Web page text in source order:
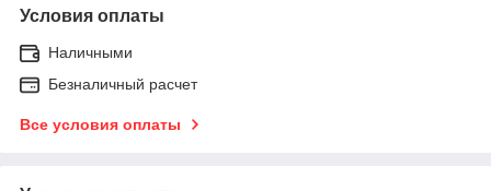
Условия оплаты
Наличными
Безналичный расчет
Все условия оплаты